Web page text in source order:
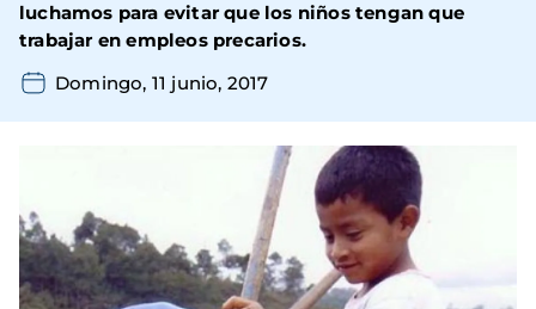
luchamos para evitar que los niños tengan que
trabajar en empleos precarios.
Domingo, 11 junio, 2017